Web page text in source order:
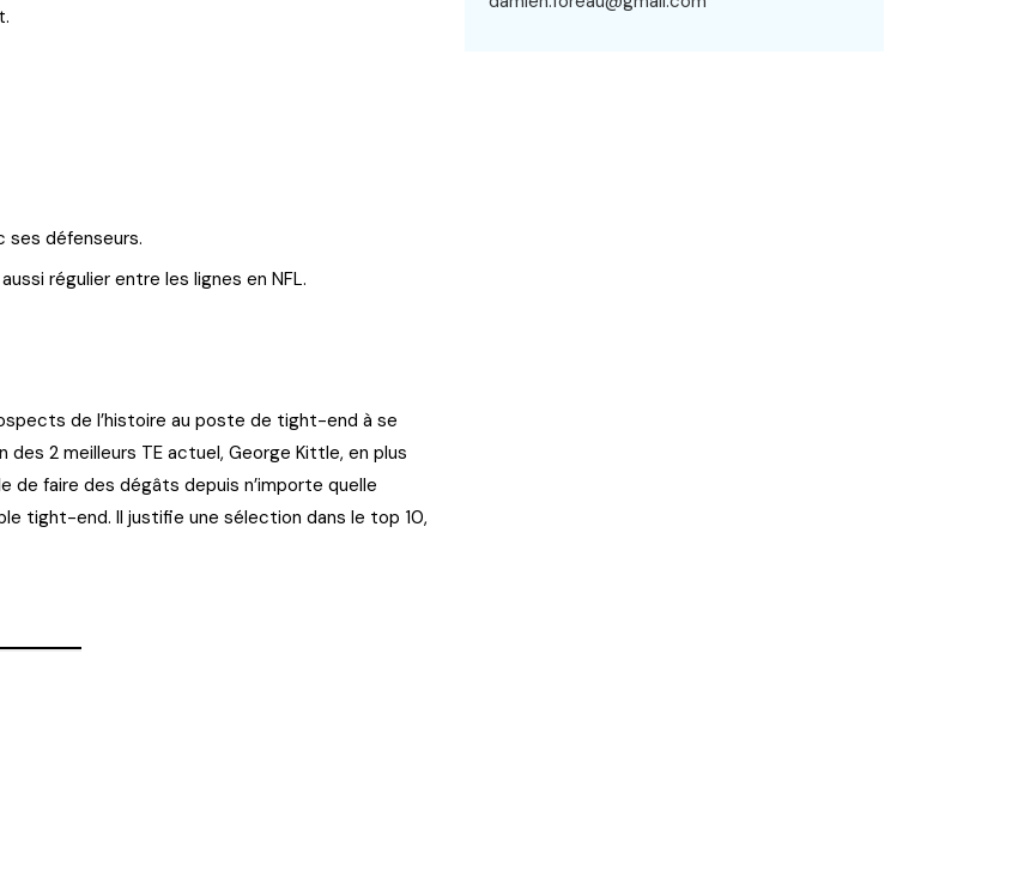
ses défenseurs.
régulier entre les lignes en NFL.
de l’histoire au poste de tight-end à se
2 meilleurs TE actuel, George Kittle, en plus
de faire des dégâts depuis n’importe quelle
tight-end. Il justifie une sélection dans le top 10,